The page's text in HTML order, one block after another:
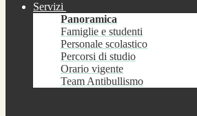
Servizi
Panoramica
Famiglie e studenti
Personale scolastico
Percorsi di studio
Orario vigente
Team Antibullismo